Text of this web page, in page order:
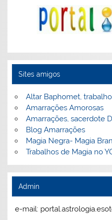
Sites amigos
Altar Baphomet,
Amarrações Amorosas
Amarrações, sacerdote
Blog Amarrações
Magia Negra- Magia
Trabalhos de Magia no
Admin
e-mail: